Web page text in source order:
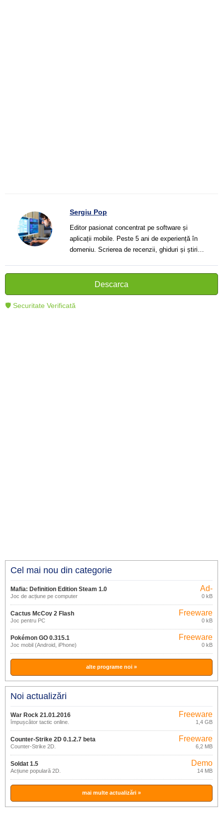
Sergiu Pop
Editor pasionat concentrat pe software și
aplicații mobile. Peste 5 ani de experiență în
domeniu. Scrierea de recenzii, ghiduri și știri.
cititorii să înțeleagă și să folosească mai bine
tehnologia modernă.
Descarca
🛡 Securitate Verificată
Cel mai nou din categorie
Mafia: Definition Edition Steam 1.0
Joc de acțiune pe computer
Ad-
supported
0 kB
Cactus McCoy 2 Flash
Joc pentru PC
Freeware
0 kB
Pokémon GO 0.315.1
Joc mobil (Android, iPhone)
Freeware
0 kB
alte programe noi »
Noi actualizări
War Rock 21.01.2016
împușcător tactic online.
Freeware
1,4 GB
Counter-Strike 2D 0.1.2.7 beta
Counter-Strike 2D.
Freeware
6,2 MB
Soldat 1.5
Acțiune populară 2D.
Demo
14 MB
mai multe actualizări »